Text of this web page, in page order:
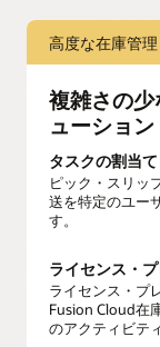
高度な在庫管理
複雑さの
ューション
タスクの割当
ピック・スリッ
送を特定のユー
す。
ライセンス・
ライセンス・プ
Fusion Cloud在
のアクティビテ